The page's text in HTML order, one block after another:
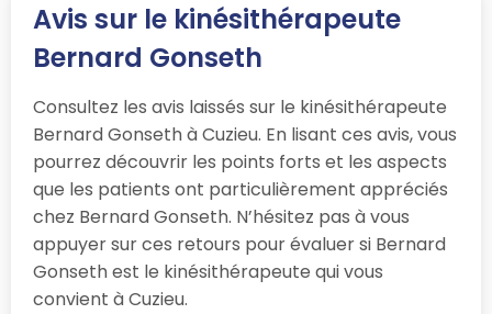
Avis sur le kinésithérapeute
Bernard Gonseth
Consultez les avis laissés sur le kinésithérapeute
Bernard Gonseth à Cuzieu. En lisant ces avis, vous
pourrez découvrir les points forts et les aspects
que les patients ont particulièrement appréciés
chez Bernard Gonseth. N’hésitez pas à vous
appuyer sur ces retours pour évaluer si Bernard
Gonseth est le kinésithérapeute qui vous
convient à Cuzieu.